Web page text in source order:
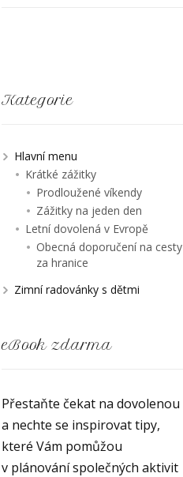
Kategorie
Hlavní menu
Krátké zážitky
Prodloužené víkendy
Zážitky na jeden den
Letní dovolená v Evropě
Obecná doporučení na cesty
za hranice
Zimní radovánky s dětmi
eBook zdarma
Přestaňte čekat na dovolenou
a nechte se inspirovat tipy,
které Vám pomůžou
v plánování společných aktivit